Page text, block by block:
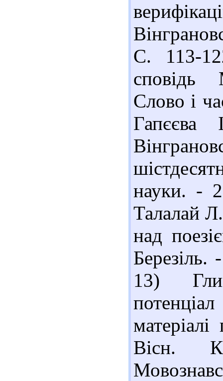
С. 113-
сповідь
Слово і
науки. -
Талалай
над
13)
Вісн.